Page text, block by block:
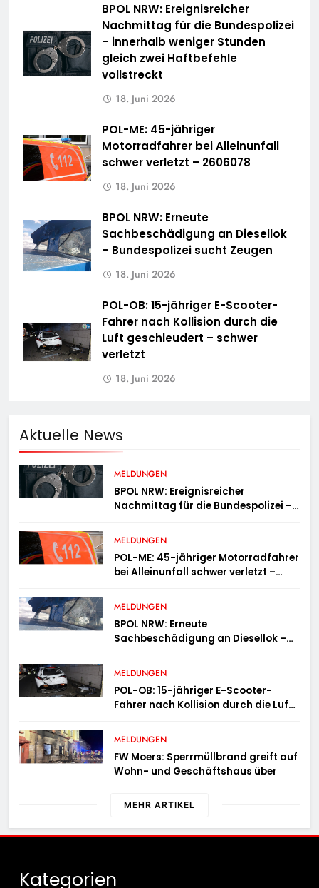
BPOL NRW: Ereignisreicher
Nachmittag für die Bundespolizei
– innerhalb weniger Stunden
gleich zwei Haftbefehle
vollstreckt
18. Juni 2026
POL-ME: 45-jähriger
Motorradfahrer bei Alleinunfall
schwer verletzt – 2606078
18. Juni 2026
BPOL NRW: Erneute
Sachbeschädigung an Diesellok
– Bundespolizei sucht Zeugen
18. Juni 2026
POL-OB: 15-jähriger E-Scooter-
Fahrer nach Kollision durch die
Luft geschleudert – schwer
verletzt
18. Juni 2026
Aktuelle News
MELDUNGEN
BPOL NRW: Ereignisreicher
Nachmittag für die Bundespolizei –
zwei Haftbefehle vollstreckt
MELDUNGEN
POL-ME: 45-jähriger Motorradfahrer
bei Alleinunfall schwer verletzt –
MELDUNGEN
BPOL NRW: Erneute
Sachbeschädigung an Diesellok –
MELDUNGEN
POL-OB: 15-jähriger E-Scooter-
Fahrer nach Kollision durch die Luft
MELDUNGEN
FW Moers: Sperrmüllbrand greift auf
Wohn- und Geschäftshaus über
MEHR ARTIKEL
Kategorien